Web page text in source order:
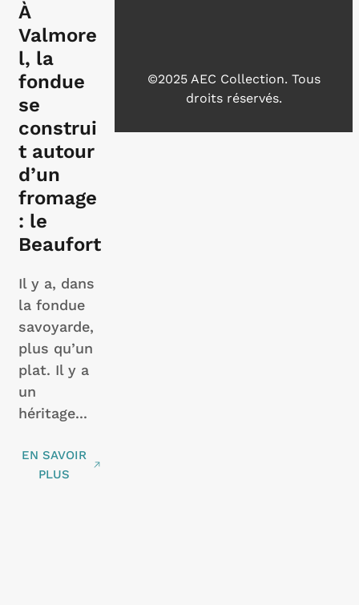
À
Valmore
l, la
fondue
se
construi
t autour
d’un
fromage
: le
Beaufort
Il y a, dans
la fondue
savoyarde,
plus qu’un
plat. Il y a
un
héritage...
EN SAVOIR
PLUS
©2025 AEC Collection. Tous
droits réservés.